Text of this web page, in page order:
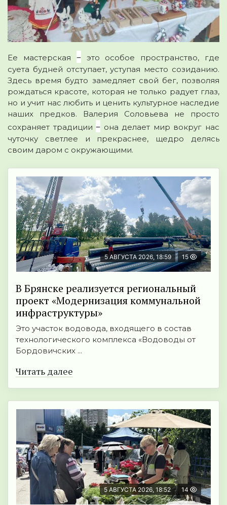
Ее мастерская –это особое пространство, где
суета будней отступает, уступая место созиданию.
Здесь время будто замедляет свой бег, позволяя
рождаться красоте, которая не только радует глаз,
но и учит нас любить и ценить культурное наследие
наших предков. Валерия Соловьева не просто
сохраняет традиции– она делает мир вокруг нас
чуточку светлее и прекраснее, щедро делясь
своим даром с окружающими.
5 АВГУСТА 2026, 18:59 15
В Брянске реализуется региональный
проект «Модернизация коммунальной
инфраструктуры»
Это участок водовода, входящего в состав
технологического комплекса «Водоводы от
Бордовичских ...
Читать далее
5 АВГУСТА 2026, 18:52 14